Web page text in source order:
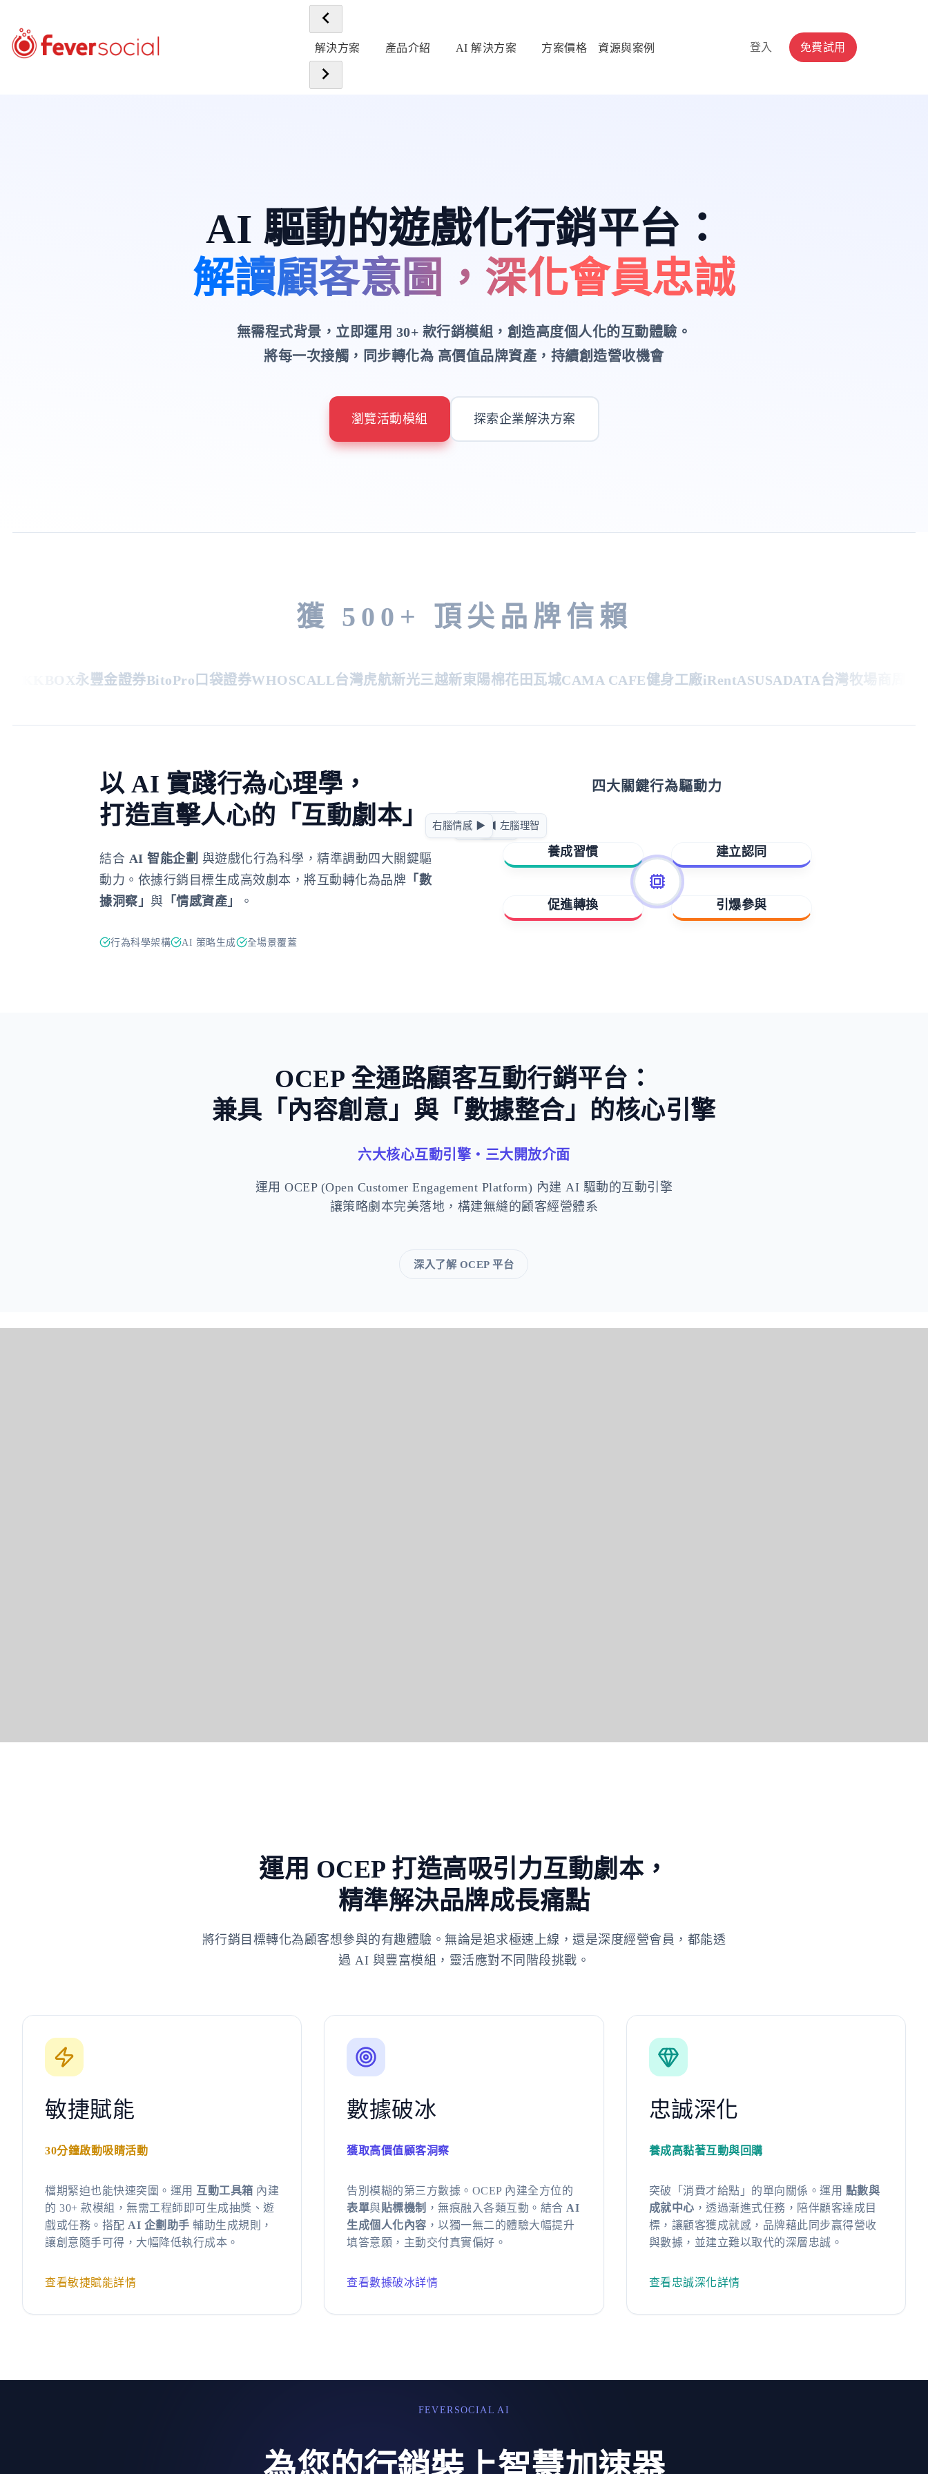
解決方案 產品介紹 AI 解決方案 方案價格 資源與案例 登入 免費試用
AI 驅動的遊戲化行銷平台 ：
解讀顧客意圖，深化會員忠誠
無需程式背景，立即運用 30+ 款行銷模組，創造高度個人化的互動體驗。
將每一次接觸，同步轉化為 高價值品牌資產，持續創造營收機會
瀏覽活動模組 探索企業解決方案
獲 500+ 頂尖品牌信賴
永豐金證券BitoPro口袋證券WHOSCALL台灣虎航新光三越新東陽棉花田瓦城CAMA CAFE健身工廠iRentASUSADATA台灣牧場商周
以 AI 實踐行為心理學，
打造直擊人心的「互動劇本」
結合 AI 智能企劃 與遊戲化行為科學，精準調動四大關鍵驅
動力。依據行銷目標生成高效劇本，將互動轉化為品牌 「數
據洞察」 與 「情感資產」 。
行為科學架構 AI 策略生成 全場景覆蓋
四大關鍵行為驅動力
正向賦能
急迫驅動◀ 左腦理智
右腦情感 ▶
養成習慣 建立認同
促進轉換 引爆參與
OCEP 全通路顧客互動行銷平台：
兼具「內容創意」與「數據整合」的核心引擎
六大核心互動引擎・三大開放介面
運用 OCEP (Open Customer Engagement Platform) 內建 AI 驅動的互動引擎
讓策略劇本完美落地，構建無縫的顧客經營體系
深入了解 OCEP 平台
運用 OCEP 打造高吸引力互動劇本，
精準解決品牌成長痛點
將行銷目標轉化為顧客想參與的有趣體驗。無論是追求極速上線，還是深度經營會員，都能透
過 AI 與豐富模組，靈活應對不同階段挑戰。
敏捷賦能
30分鐘啟動吸睛活動
檔期緊迫也能快速突圍。運用 互動工具箱 內建
的 30+ 款模組，無需工程師即可生成抽獎、遊
戲或任務。搭配 AI 企劃助手 輔助生成規則，
讓創意隨手可得，大幅降低執行成本。
查看敏捷賦能詳情
數據破冰
獲取高價值顧客洞察
告別模糊的第三方數據。OCEP 內建全方位的
表單與貼標機制 ，無痕融入各類互動。結合 AI
生成個人化內容 ，以獨一無二的體驗大幅提升
填答意願，主動交付真實偏好。
查看數據破冰詳情
忠誠深化
養成高黏著互動與回購
突破「消費才給點」的單向關係。運用 點數與
成就中心 ，透過漸進式任務，陪伴顧客達成目
標，讓顧客獲成就感，品牌藉此同步贏得營收
與數據，並建立難以取代的深層忠誠。
查看忠誠深化詳情
FEVERSOCIAL AI
為您的行銷裝上智慧加速器